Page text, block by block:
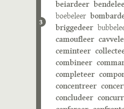
3
beiardeer
boebeleer
briggedeer
camoufleer
ceminteer
combineer
completeer
concentreer
concludeer